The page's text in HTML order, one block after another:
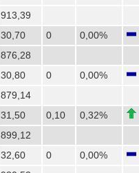
913,39
30,70 0
0,00%
876,28
30,80 0
0,00%
879,14
31,50 0,10
0,32%
899,12
32,60 0
0,00%